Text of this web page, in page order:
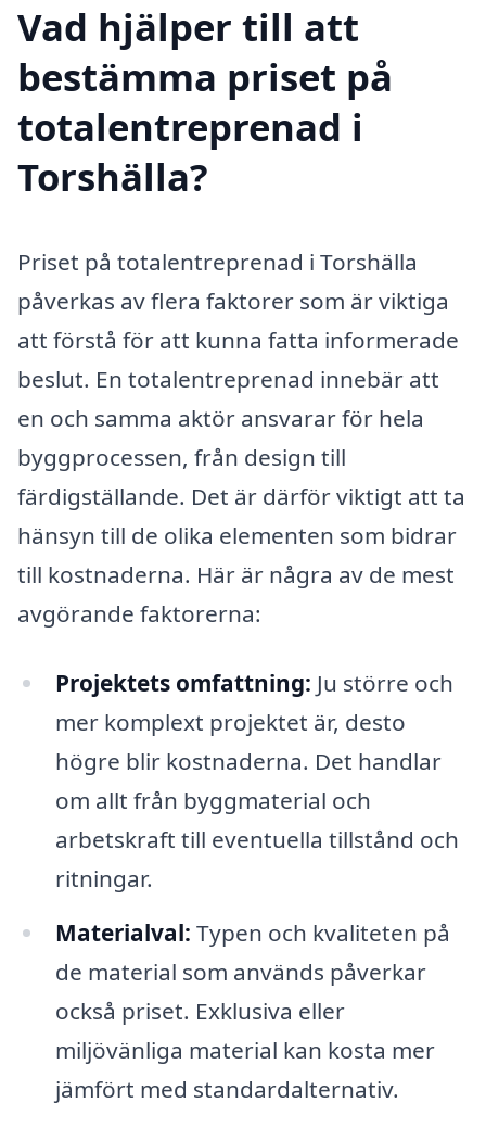
Vad hjälper till att
bestämma priset på
totalentreprenad i
Torshälla?
Priset på totalentreprenad i Torshälla
påverkas av flera faktorer som är viktiga
att förstå för att kunna fatta informerade
beslut. En totalentreprenad innebär att
en och samma aktör ansvarar för hela
byggprocessen, från design till
färdigställande. Det är därför viktigt att ta
hänsyn till de olika elementen som bidrar
till kostnaderna. Här är några av de mest
avgörande faktorerna:
Projektets omfattning: Ju större och
mer komplext projektet är, desto
högre blir kostnaderna. Det handlar
om allt från byggmaterial och
arbetskraft till eventuella tillstånd och
ritningar.
Materialval: Typen och kvaliteten på
de material som används påverkar
också priset. Exklusiva eller
miljövänliga material kan kosta mer
jämfört med standardalternativ.